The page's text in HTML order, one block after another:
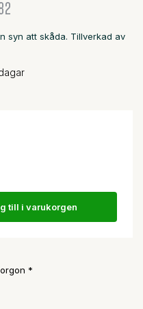
syn att skåda. Tillverkad av
till i varukorgen
*